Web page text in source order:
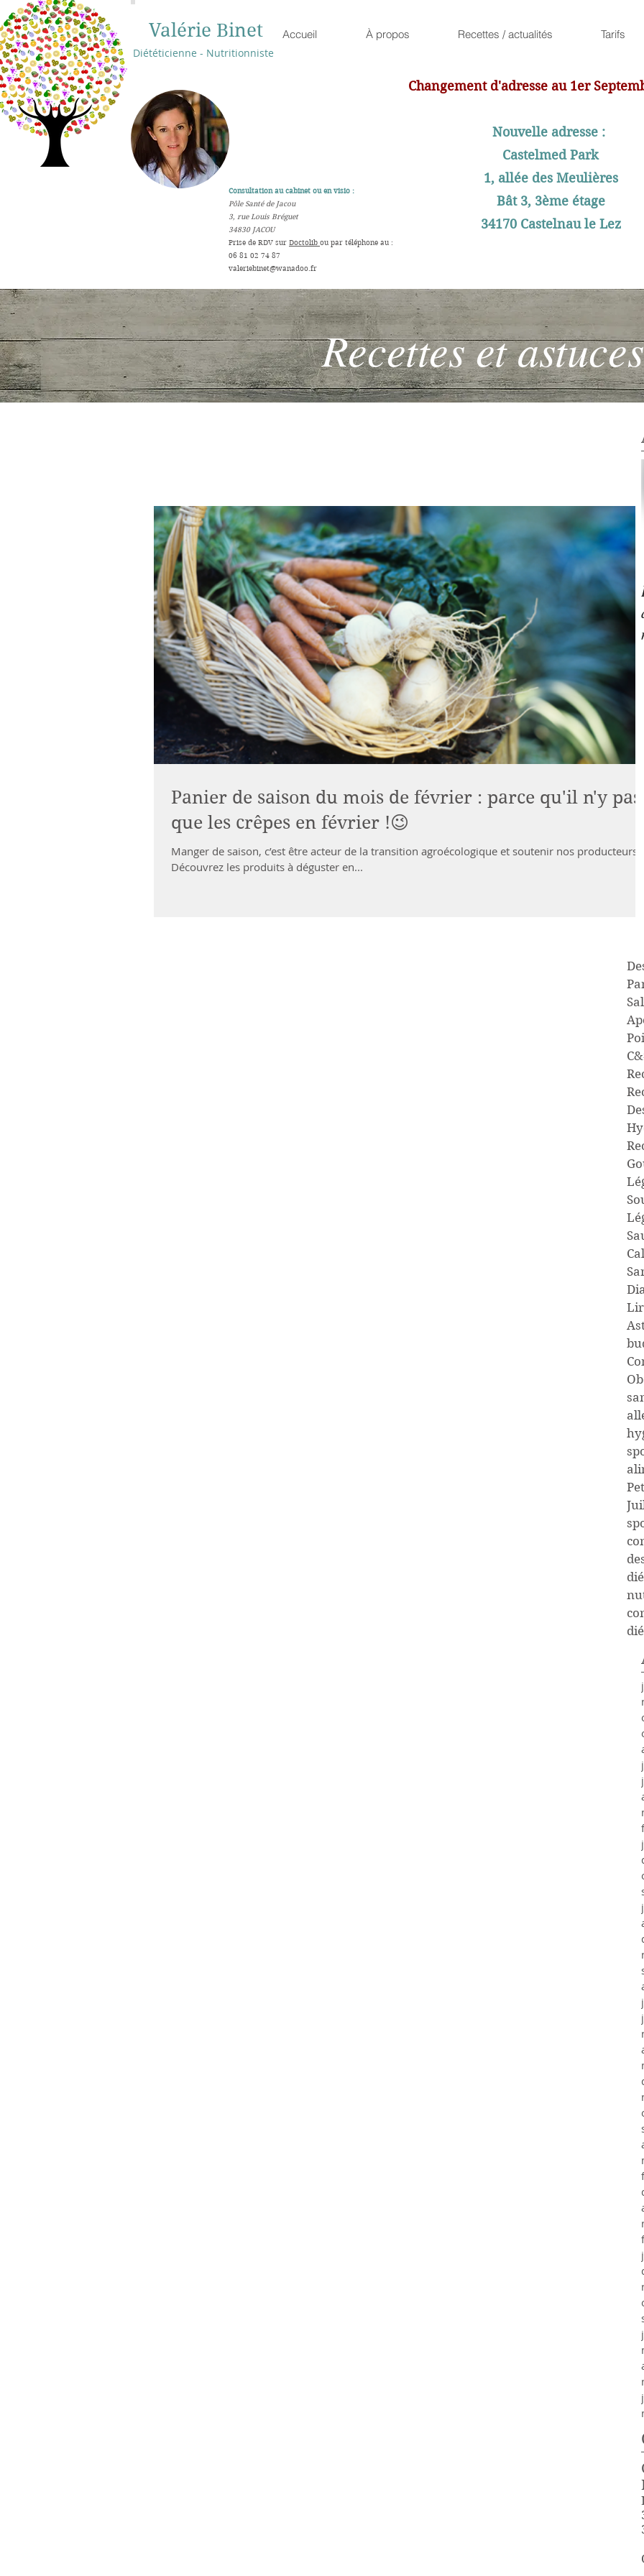
Valérie Binet
Diététicienne - Nutritionniste
Accueil À propos Recettes / actualités Tarifs
Consultation au cabinet ou en visio :
Pôle Santé de Jacou
3, rue Louis Bréguet
34830 JACOU
​Prise de RDV sur Doctolib ou par téléphone au :
06 81 02 74 87
valeriebinet@wanadoo.fr
Changement d'adresse au 1er
Nouvelle adresse :
Castelmed Park
1, allée des Meulières
Bât 3, 3ème étage
34170 Castelnau le Lez
Recettes et astuces
Panier de saison du mois de février : parce qu'il n'y pas
que les crêpes en février !😉
Manger de saison, c’est être acteur de la transition agroécologique et soutenir nos producteurs.
Découvrez les produits à déguster en...